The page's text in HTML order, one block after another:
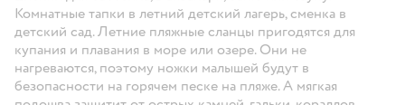
Комнатные тапки в летний детский лагерь, сменка в
детский сад. Летние пляжные сланцы пригодятся для
купания и плавания в море или озере. Они не
нагреваются, поэтому ножки малышей будут в
безопасности на горячем песке на пляже. А мягкая